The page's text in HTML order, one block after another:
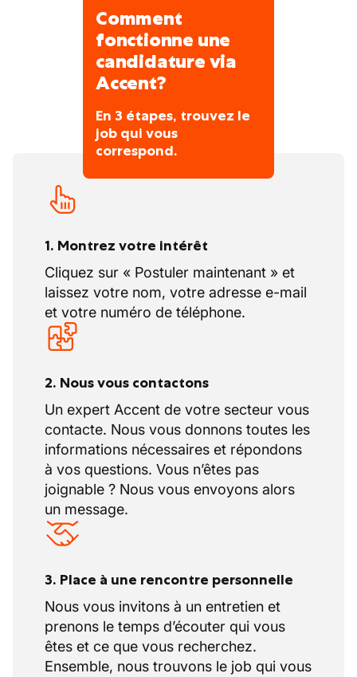
Comment
fonctionne une
candidature via
Accent?
En 3 étapes, trouvez le
job qui vous
correspond.
1. Montrez votre intérêt
Cliquez sur « Postuler maintenant » et
laissez votre nom, votre adresse e-mail
et votre numéro de téléphone.
2. Nous vous contactons
Un expert Accent de votre secteur vous
contacte. Nous vous donnons toutes les
informations nécessaires et répondons
à vos questions. Vous n’êtes pas
joignable ? Nous vous envoyons alors
un message.
3. Place à une rencontre personnelle
Nous vous invitons à un entretien et
prenons le temps d’écouter qui vous
êtes et ce que vous recherchez.
Ensemble, nous trouvons le job qui vous